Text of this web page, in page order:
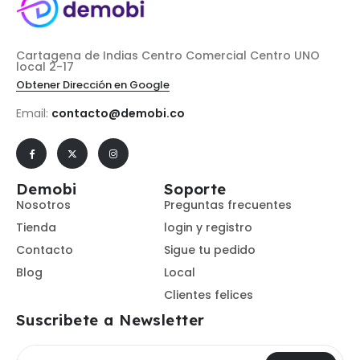
Cartagena de Indias Centro Comercial Centro UNO
local 2-17
Obtener Dirección en Google
Email: contacto@demobi.co
Demobi
Nosotros
Tienda
Contacto
Blog
Soporte
Preguntas frecuentes
login y registro
Sigue tu pedido
Local
Clientes felices
Suscribete a Newsletter